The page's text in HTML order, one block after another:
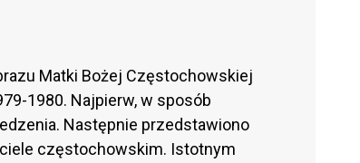
Matki Bożej Częstochowskiej
1980. Najpierw, w sposób
Następnie przedstawiono
częstochowskim. Istotnym